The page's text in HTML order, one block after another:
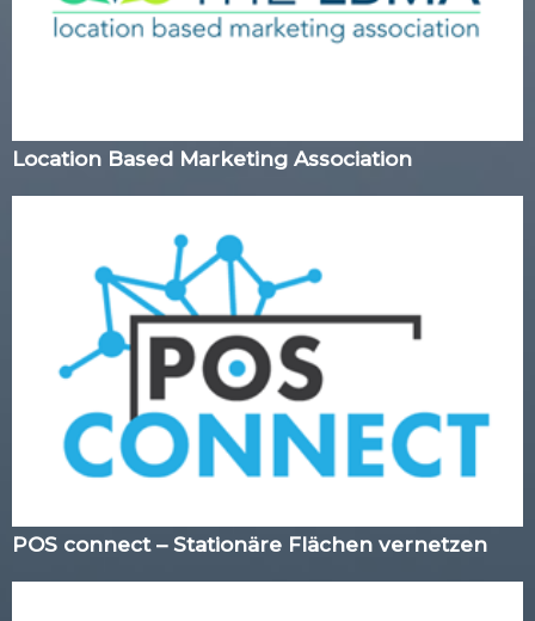
Location Based Marketing Association
POS connect – Stationäre Flächen vernetzen